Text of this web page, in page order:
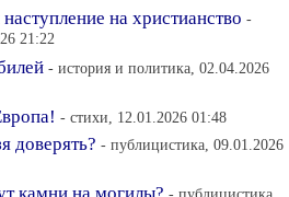
на христианство -
21:22
- история и политика, 02.04.2026
- стихи, 12.01.2026 01:48
доверять? - публицистика, 09.01.2026